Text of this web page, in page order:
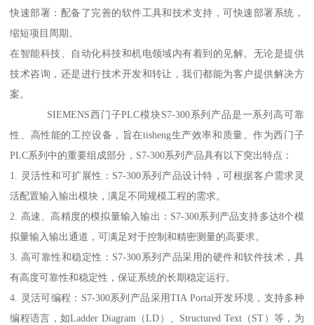
快速部署：配备了完善的软件工具和技术支持，可快速部署系统，
缩短项目周期。
在智能科技、自动化科技和机电领域内有着到的见解。无论是提供
技术咨询，还是进行技术开发和转让，我们都能为客户提供解决方
案。
SIEMENS西门子PLC模块S7-300系列产品是一系列高可靠
性、高性能的工控设备，旨在tisheng生产效率和质量。作为西门子
PLC系列中的重要组成部分，S7-300系列产品具有以下突出特点：
1. 灵活性和可扩展性：S7-300系列产品设计特，可根据客户需求灵
活配置输入输出模块，满足不同规模工程的需求。
2. 高速、高精度的模拟量输入输出：S7-300系列产品支持多达8个模
拟量输入输出通道，可满足对于控制和精密测量的高要求。
3. 高可靠性和稳定性：S7-300系列产品采用的硬件和软件技术，具
有高度可靠性和稳定性，保证系统的长期稳定运行。
4. 灵活可编程：S7-300系列产品采用TIA Portal开发环境，支持多种
编程语言，如Ladder Diagram（LD）、Structured Text（ST）等，为